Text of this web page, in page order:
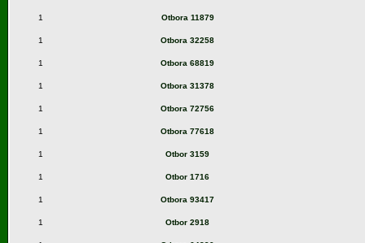
1 Otbora 11879
1 Otbora 32258
1 Otbora 68819
1 Otbora 31378
1 Otbora 72756
1 Otbora 77618
1 Otbor 3159
1 Otbor 1716
1 Otbora 93417
1 Otbor 2918